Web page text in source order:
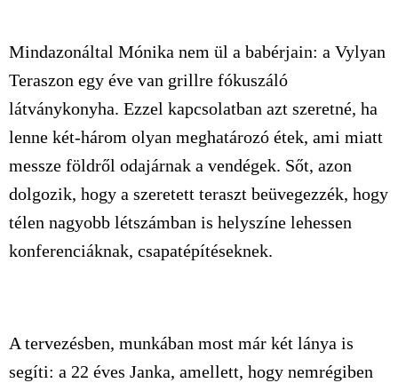
Mindazonáltal Mónika nem ül a babérjain: a Vylyan
Teraszon egy éve van grillre fókuszáló
látványkonyha. Ezzel kapcsolatban azt szeretné, ha
lenne két-három olyan meghatározó étek, ami miatt
messze földről odajárnak a vendégek. Sőt, azon
dolgozik, hogy a szeretett teraszt beüvegezzék, hogy
télen nagyobb létszámban is helyszíne lehessen
konferenciáknak, csapatépítéseknek.
A tervezésben, munkában most már két lánya is
segíti: a 22 éves Janka, amellett, hogy nemrégiben